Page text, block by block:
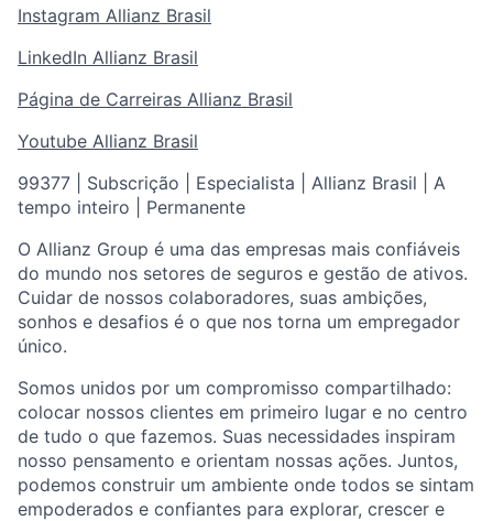
Instagram Allianz Brasil
LinkedIn Allianz Brasil
Página de Carreiras Allianz Brasil
Youtube Allianz Brasil
99377 | Subscrição | Especialista | Allianz Brasil | A
tempo inteiro | Permanente
O Allianz Group é uma das empresas mais confiáveis
do mundo nos setores de seguros e gestão de ativos.
Cuidar de nossos colaboradores, suas ambições,
sonhos e desafios é o que nos torna um empregador
único.
Somos unidos por um compromisso compartilhado:
colocar nossos clientes em primeiro lugar e no centro
de tudo o que fazemos. Suas necessidades inspiram
nosso pensamento e orientam nossas ações. Juntos,
podemos construir um ambiente onde todos se sintam
empoderados e confiantes para explorar, crescer e